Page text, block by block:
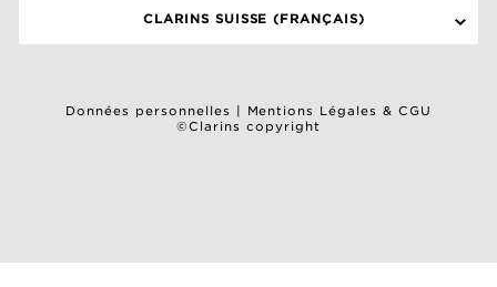
CLARINS SUISSE (FRANÇAIS)
Données personnelles
Mentions Légales & CGU
©Clarins copyright